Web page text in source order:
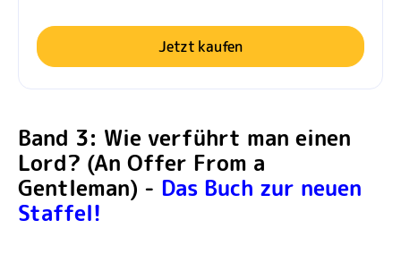
Jetzt kaufen
Band 3: Wie verführt man einen
Lord? (An Offer From a
Gentleman) - Das Buch zur neuen
Staffel!